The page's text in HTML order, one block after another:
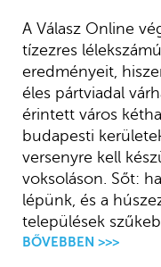
A Válasz Online
tízezres
eredményeit,
éles pártviadal
érintett város
budapesti
versenyre kell
voksoláson. Sőt:
lépünk, és a
települések
BŐVEBBEN >>>